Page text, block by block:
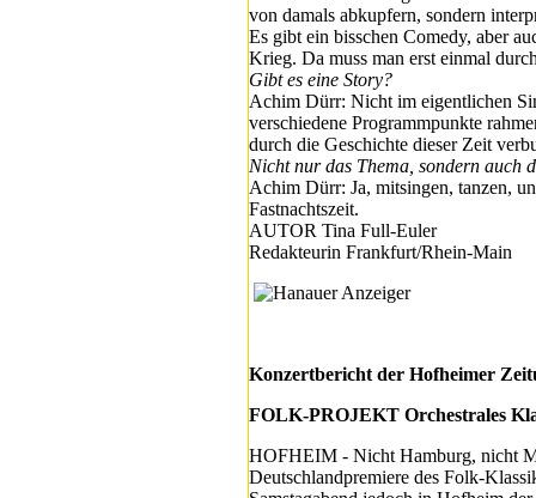
von damals abkupfern, sondern
Es gibt ein bisschen Comedy, aber
Krieg. Da muss man erst einmal
Gibt es eine Story?
Achim Dürr: Nicht im eigentlichen
verschiedene Programmpunkte
durch die Geschichte dieser Zeit
Nicht nur das Thema, sondern auch
Achim Dürr: Ja, mitsingen, tanzen,
Fastnachtszeit.
AUTOR Tina Full-Euler
Redakteurin Frankfurt/Rhein-Main
Konzertbericht der Hofheimer
FOLK-PROJEKT Orchestrales
HOFHEIM - Nicht Hamburg, nicht
Deutschlandpremiere des Folk-